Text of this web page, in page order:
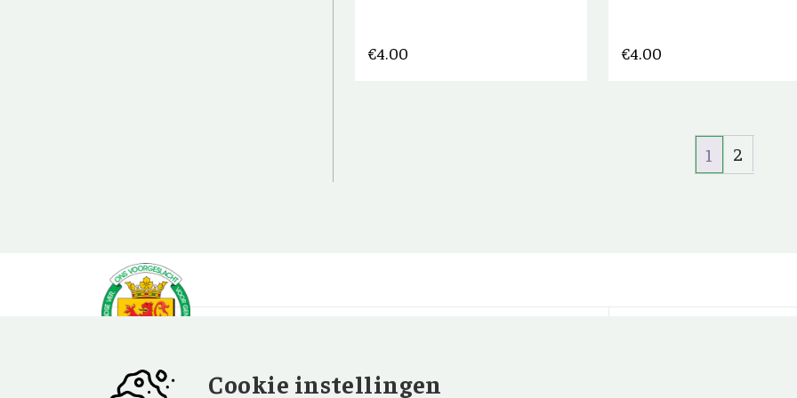
€4.00 €4.00
1 2
Cookie instellingen